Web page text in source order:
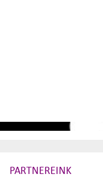
PARTNEREINK